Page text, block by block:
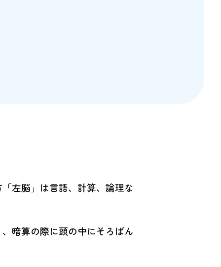
左脳」は言語、計算、論理な
暗算の際に頭の中にそろばん